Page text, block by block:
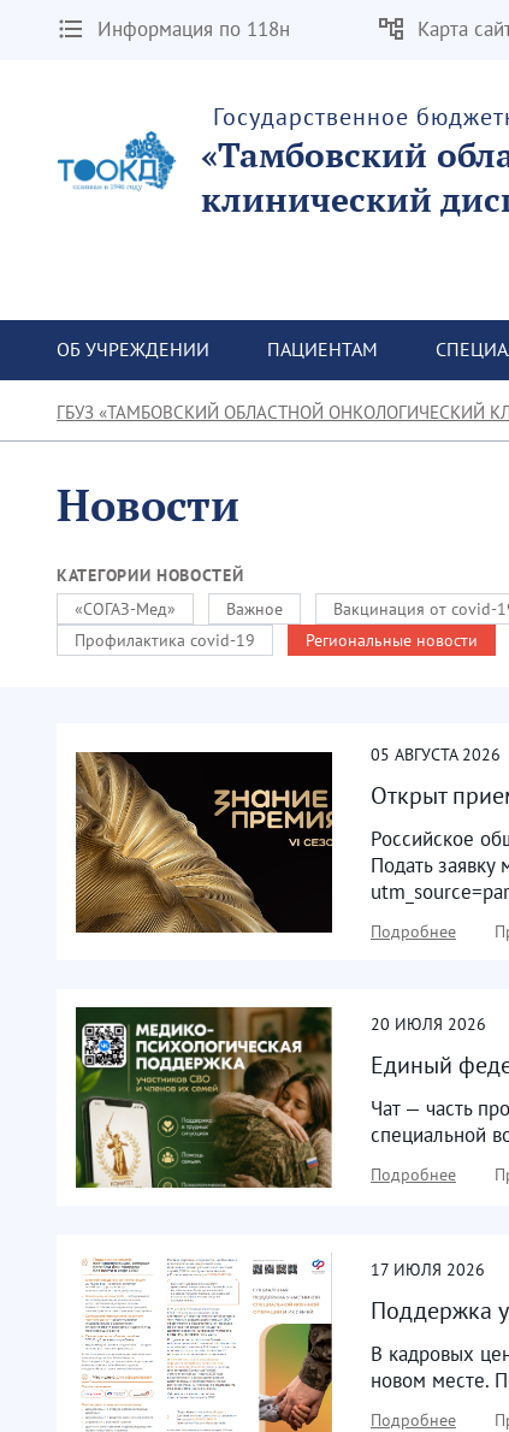
Информация по 118н Карта
Государственное
«Тамбовский
клинический
ОБ УЧРЕЖДЕНИИ ПАЦИЕНТАМ
ГБУЗ «ТАМБОВСКИЙ ОБЛАСТНОЙ ОНКОЛОГИЧЕСКИЙ
Новости
КАТЕГОРИИ НОВОСТЕЙ
«СОГАЗ-Мед»
Важное Вакцинация от covid-
Профилактика covid-19
Региональные новости
05 АВГУСТА 2026
Открыт
Российское
Подать
Подробнее
20 ИЮЛЯ 2026
Единый
Чат — часть
специальной
Подробнее
17 ИЮЛЯ 2026
Поддержка
В кадровых
новом месте.
Подробнее